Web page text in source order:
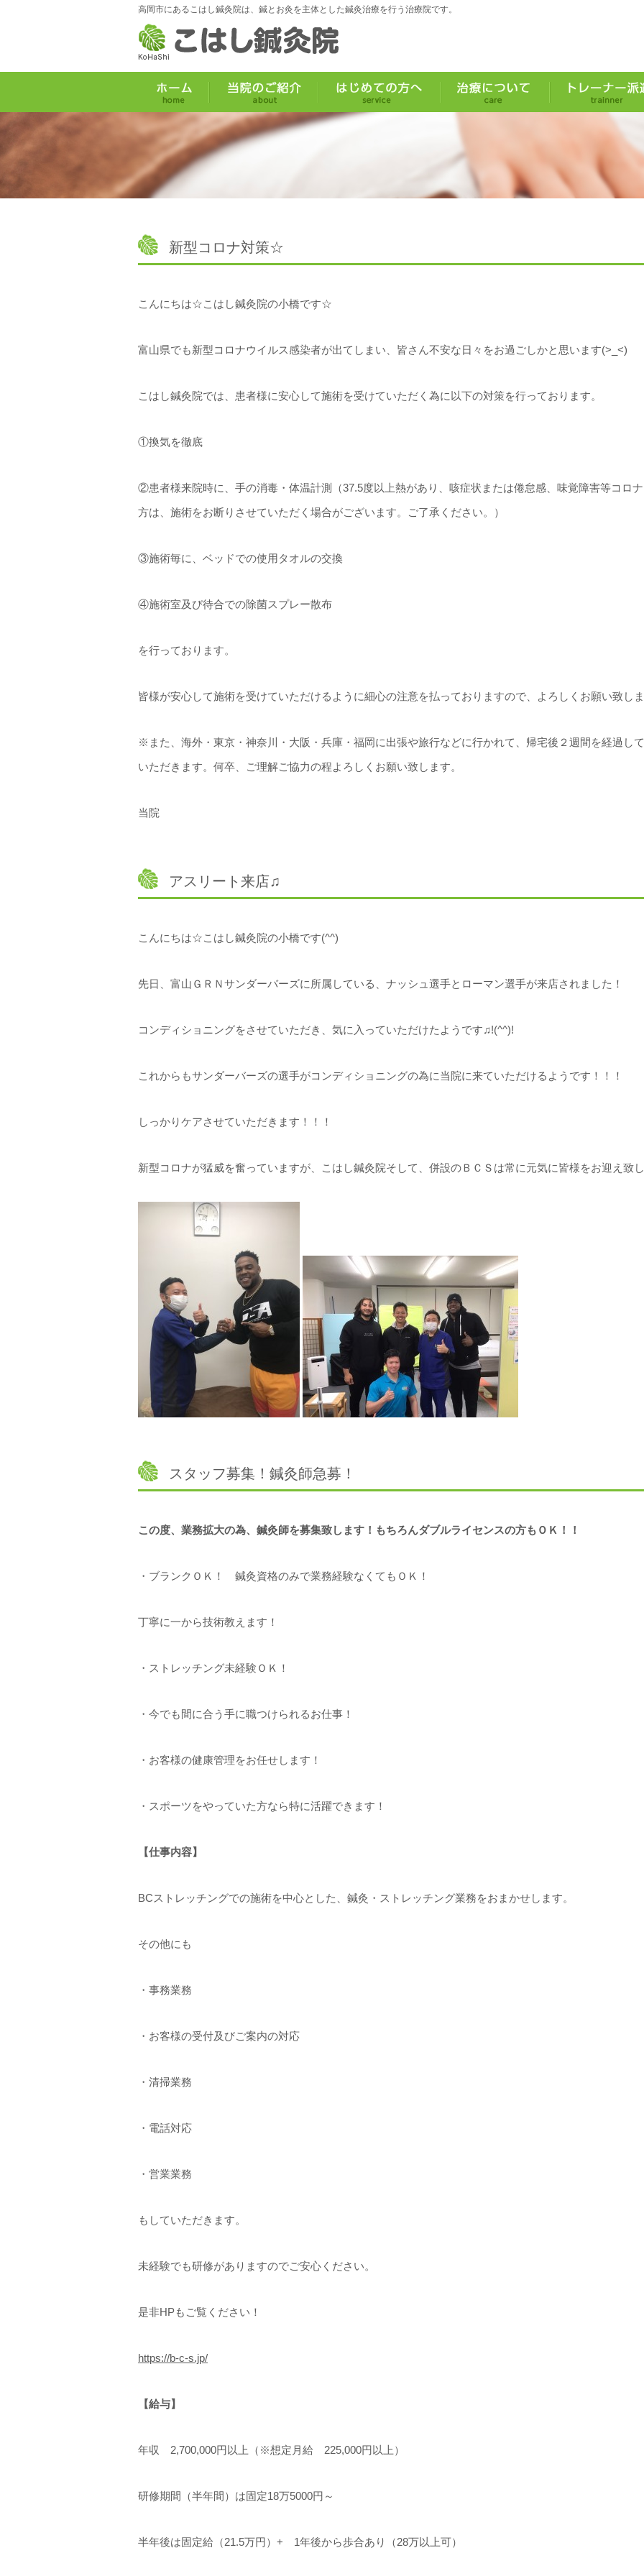
高岡市にあるこはし鍼灸院は、鍼とお灸を主体とした鍼灸治療を行う治療院です。
新型コロナ対策☆
こんにちは☆こはし鍼灸院の小橋です☆
富山県でも新型コロナウイルス感染者が出てしまい、皆さん不安な日々をお過ごしかと思います(>_<)
こはし鍼灸院では、患者様に安心して施術を受けていただく為に以下の対策を行っております。
①換気を徹底
②患者様来院時に、手の消毒・体温計測（37.5度以上熱があり、咳症状または倦怠感、味覚障害等コロ
方は、施術をお断りさせていただく場合がございます。ご了承ください。）
③施術毎に、ベッドでの使用タオルの交換
④施術室及び待合での除菌スプレー散布
を行っております。
皆様が安心して施術を受けていただけるように細心の注意を払っておりますので、よろしくお願い致しま
※また、海外・東京・神奈川・大阪・兵庫・福岡に出張や旅行などに行かれて、帰宅後２週間を経過し
いただきます。何卒、ご理解ご協力の程よろしくお願い致します。
当院
アスリート来店♫
こんにちは☆こはし鍼灸院の小橋です(^^)
先日、富山ＧＲＮサンダーバーズに所属している、ナッシュ選手とローマン選手が来店されました！
コンディショニングをさせていただき、気に入っていただけたようです♫!(^^)!
これからもサンダーバーズの選手がコンディショニングの為に当院に来ていただけるようです！！！
しっかりケアさせていただきます！！！
新型コロナが猛威を奮っていますが、こはし鍼灸院そして、併設のＢＣＳは常に元気に皆様をお迎え致し
スタッフ募集！鍼灸師急募！
この度、業務拡大の為、鍼灸師を募集致します！もちろんダブルライセンスの方もＯＫ！！
・ブランクＯＫ！ 鍼灸資格のみで業務経験なくてもＯＫ！
丁寧に一から技術教えます！
・ストレッチング未経験ＯＫ！
・今でも間に合う手に職つけられるお仕事！
・お客様の健康管理をお任せします！
・スポーツをやっていた方なら特に活躍できます！
【仕事内容】
BCストレッチングでの施術を中心とした、鍼灸・ストレッチング業務をおまかせします。
その他にも
・事務業務
・お客様の受付及びご案内の対応
・清掃業務
・電話対応
・営業業務
もしていただきます。
未経験でも研修がありますのでご安心ください。
是非HPもご覧ください！
https://b-c-s.jp/
【給与】
年収 2,700,000円以上（※想定月給 225,000円以上）
研修期間（半年間）は固定18万5000円～
半年後は固定給（21.5万円）+ 1年後から歩合あり（28万以上可）